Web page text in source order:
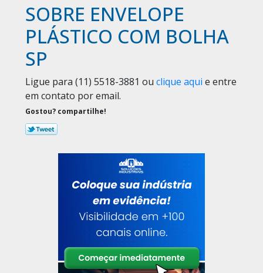
SOBRE ENVELOPE
PLÁSTICO COM BOLHA
SP
Ligue para (11) 5518-3881 ou clique aqui e entre
em contato por email.
Gostou? compartilhe!